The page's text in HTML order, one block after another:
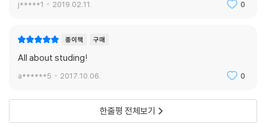
j*****1 2019.02.11. 0
종이책 구매
All about studing!
a******5 2017.10.06. 0
한줄평 전체보기